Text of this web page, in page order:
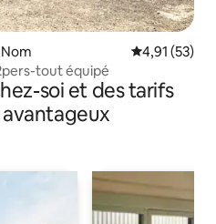
Évaluation
4,91 (53)
tout équipé
soi et des tarifs